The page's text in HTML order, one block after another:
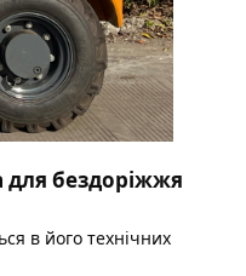
для бездоріжжя
в його технічних